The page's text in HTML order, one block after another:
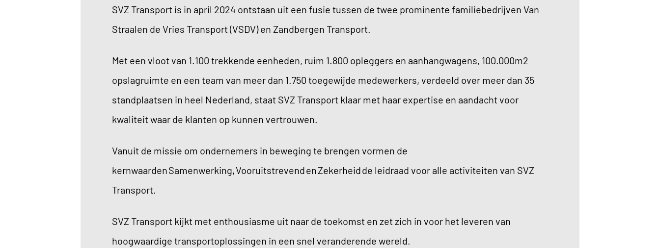
SVZ Transport is in april 2024 ontstaan uit een fusie tussen de twee prominente familiebedrijven Van
Straalen de Vries Transport (VSDV) en Zandbergen Transport.
Met een vloot van 1.100 trekkende eenheden, ruim 1.800 opleggers en aanhangwagens, 100.000m2
opslagruimte en een team van meer dan 1.750 toegewijde medewerkers, verdeeld over meer dan 35
standplaatsen in heel Nederland, staat SVZ Transport klaar met haar expertise en aandacht voor
kwaliteit waar de klanten op kunnen vertrouwen.
Vanuit de missie om ondernemers in beweging te brengen vormen de
kernwaarden Samenwerking, Vooruitstrevend en Zekerheid de leidraad voor alle activiteiten van SVZ
Transport.
SVZ Transport kijkt met enthousiasme uit naar de toekomst en zet zich in voor het leveren van
hoogwaardige transportoplossingen in een snel veranderende wereld.